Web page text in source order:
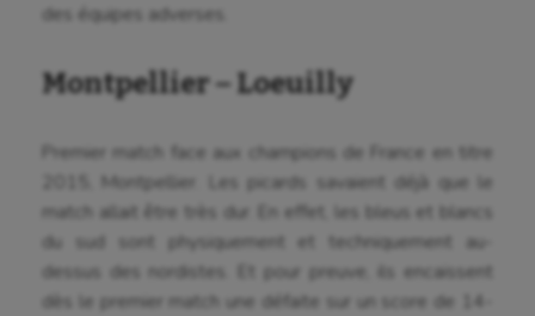
des équipes adverses.
Montpellier – Loeuilly
Premier match face aux champions de France en titre
2015, Montpellier. Les picards savaient déjà que le
match allait être très dur. En effet, les bleus et blancs
du sud sont physiquement et techniquement au-
dessus des nordistes. Et pour preuve, ils encaissent
dès le premier match une défaite sur un score de 14-